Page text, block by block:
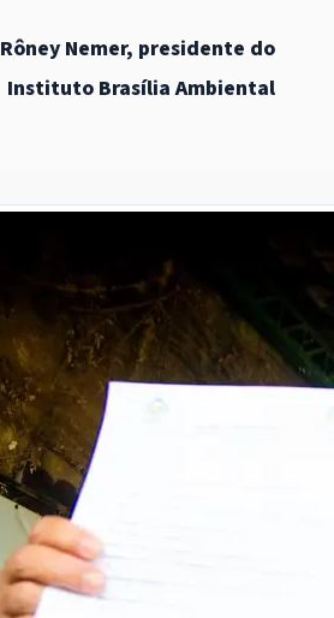
Rôney Nemer, presidente do
Instituto Brasília Ambiental